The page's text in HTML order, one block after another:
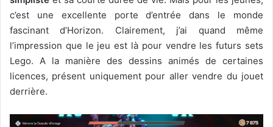
c’est une excellente porte d’entrée dans le monde
fascinant d’Horizon. Clairement, j’ai quand même
l’impression que le jeu est là pour vendre les futurs sets
Lego. A la manière des dessins animés de certaines
licences, présent uniquement pour aller vendre du jouet
derrière.